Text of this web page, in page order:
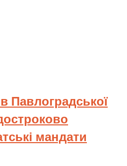
Павлоградської
мандати